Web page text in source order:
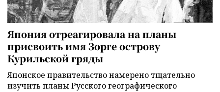
Япония отреагировала на планы
присвоить имя Зорге острову
Курильской гряды
Японское правительство намерено тщательно
изучить планы Русского географического